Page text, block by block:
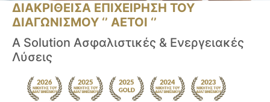
ΔΙΑΚΡΙΘΕΙΣΑ ΕΠΙΧΕΙΡΗΣΗ ΤΟΥ
ΔΙΑΓΩΝΙΣΜΟΥ ‘’ ΑΕΤΟΙ ‘’
A Solution Ασφαλιστικές & Ενεργειακές
Λύσεις